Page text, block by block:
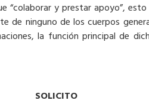
“colaborar y prestar apoyo”,
ninguno de los cuerpos
la función principal de
SOLICITO